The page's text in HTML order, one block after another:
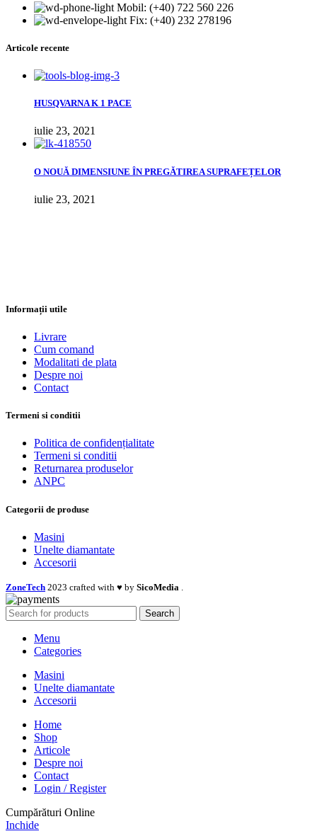
Mobil: (+40) 722 560 226
Fix: (+40) 232 278196
Articole recente
HUSQVARNA K 1 PACE
iulie 23, 2021
О NOUĂ DIMENSIUNE ÎN PREGĂTIREA SUPRAFEȚELOR
iulie 23, 2021
Informații utile
Livrare
Cum comand
Modalitati de plata
Despre noi
Contact
Termeni si conditii
Politica de confidențialitate
Termeni si conditii
Returnarea produselor
ANPC
Categorii de produse
Masini
Unelte diamantate
Accesorii
ZoneTech 2023 crafted with ♥ by SicoMedia
Search
Menu
Categories
Masini
Unelte diamantate
Accesorii
Home
Shop
Articole
Despre noi
Contact
Login / Register
Cumpărături Online
Inchide